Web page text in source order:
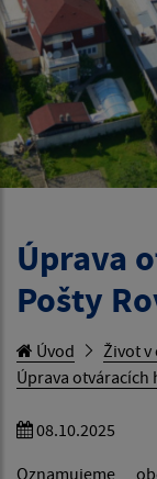
Úprava
Pošty
Úvod Život v
Úprava otváracích
08.10.2025
Oznamujeme